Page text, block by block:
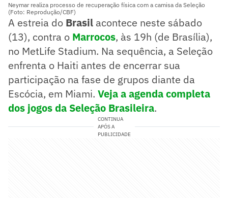
Neymar realiza processo de recuperação física com a camisa da Seleção
(Foto: Reprodução/CBF)
A estreia do Brasil acontece neste sábado
(13), contra o Marrocos, às 19h (de Brasília),
no MetLife Stadium. Na sequência, a Seleção
enfrenta o Haiti antes de encerrar sua
participação na fase de grupos diante da
Escócia, em Miami. Veja a agenda completa
dos jogos da Seleção Brasileira.
CONTINUA
APÓS A
PUBLICIDADE